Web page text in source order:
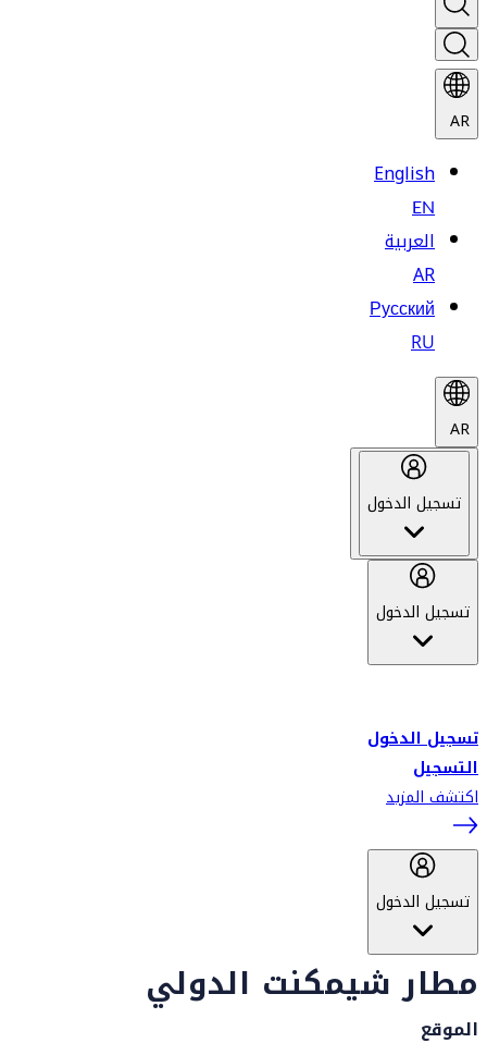
AR
English
EN
العربية
AR
Русский
RU
AR
تسجيل الدخول
تسجيل الدخول
تسجيل الدخول
التسجيل
اكتشف المزيد
تسجيل الدخول
مطار شيمكنت الدولي
الموقع